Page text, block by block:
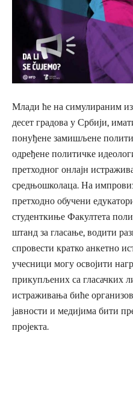
Млади ће на симулираним
десет градова у Србији,
понуђене замишљене
одређене политичке
претходног онлајн
средњошколаца. На
претходно обучени
студенткиње Факултета
штанд за гласање, водити
спровести кратко анкетно
учесници могу освојити
прикупљених са гласачких
истраживања биће
јавности и медијима бити
пројекта.